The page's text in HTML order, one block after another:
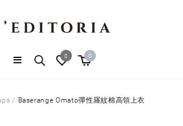
0 0
/ Baserange Omato彈性羅紋棉高領上衣